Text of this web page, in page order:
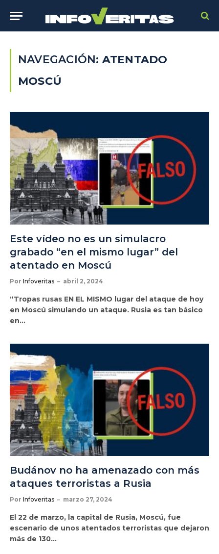
NAVEGACIÓN: ATENTADO
MOSCÚ
Este vídeo no es un simulacro
grabado “en el mismo lugar” del
atentado en Moscú
Por Infoveritas abril 2, 2024
“Tropas rusas EN EL MISMO lugar del ataque de hoy
en Moscú simulando un ataque. Rusia es tan básico
en…
Budánov no ha amenazado con más
ataques terroristas a Rusia
Por Infoveritas marzo 27, 2024
El 22 de marzo, la capital de Rusia, Moscú, fue
escenario de unos atentados terroristas que dejaron
más de 130…